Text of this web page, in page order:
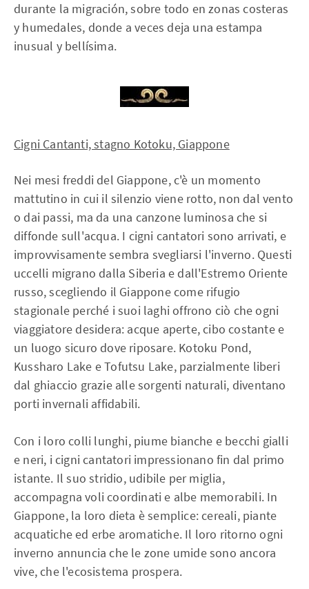
durante la migración, sobre todo en zonas costeras
y humedales, donde a veces deja una estampa
inusual y bellísima.
Cigni Cantanti, stagno Kotoku, Giappone
Nei mesi freddi del Giappone, c'è un momento
mattutino in cui il silenzio viene rotto, non dal vento
o dai passi, ma da una canzone luminosa che si
diffonde sull'acqua. I cigni cantatori sono arrivati, e
improvvisamente sembra svegliarsi l'inverno. Questi
uccelli migrano dalla Siberia e dall'Estremo Oriente
russo, scegliendo il Giappone come rifugio
stagionale perché i suoi laghi offrono ciò che ogni
viaggiatore desidera: acque aperte, cibo costante e
un luogo sicuro dove riposare. Kotoku Pond,
Kussharo Lake e Tofutsu Lake, parzialmente liberi
dal ghiaccio grazie alle sorgenti naturali, diventano
porti invernali affidabili.
Con i loro colli lunghi, piume bianche e becchi gialli
e neri, i cigni cantatori impressionano fin dal primo
istante. Il suo stridio, udibile per miglia,
accompagna voli coordinati e albe memorabili. In
Giappone, la loro dieta è semplice: cereali, piante
acquatiche ed erbe aromatiche. Il loro ritorno ogni
inverno annuncia che le zone umide sono ancora
vive, che l'ecosistema prospera.